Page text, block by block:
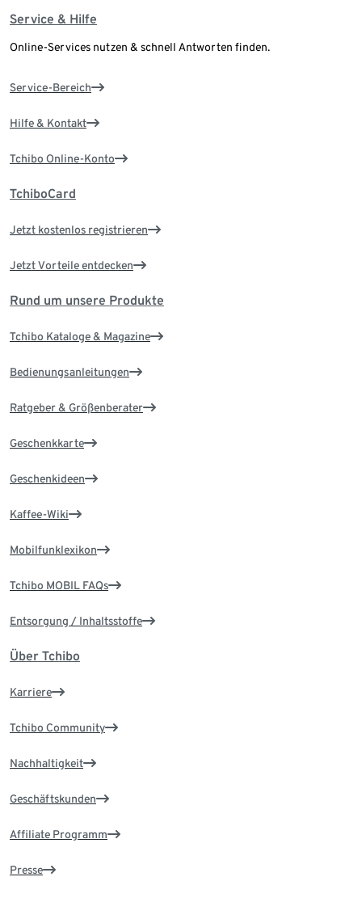
Service & Hilfe
Online-Services nutzen & schnell Antworten finden.
Service-Bereich
Hilfe & Kontakt
Tchibo Online-Konto
TchiboCard
Jetzt kostenlos registrieren
Jetzt Vorteile entdecken
Rund um unsere Produkte
Tchibo Kataloge & Magazine
Bedienungsanleitungen
Ratgeber & Größenberater
Geschenkkarte
Geschenkideen
Kaffee-Wiki
Mobilfunklexikon
Tchibo MOBIL FAQs
Entsorgung / Inhaltsstoffe
Über Tchibo
Karriere
Tchibo Community
Nachhaltigkeit
Geschäftskunden
Affiliate Programm
Presse